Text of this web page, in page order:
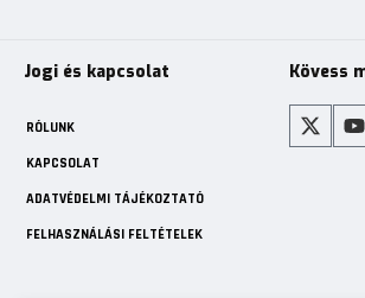
Jogi és kapcsolat
RÓLUNK
KAPCSOLAT
ADATVÉDELMI TÁJÉKOZTATÓ
FELHASZNÁLÁSI FELTÉTELEK
Kövess